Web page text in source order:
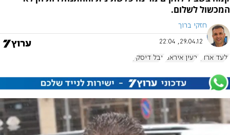
המכשול לשלום.
חזקי ברוך
29.04.12, 22:04
גלעד ארדן גרעין איראני יובל דיסקין